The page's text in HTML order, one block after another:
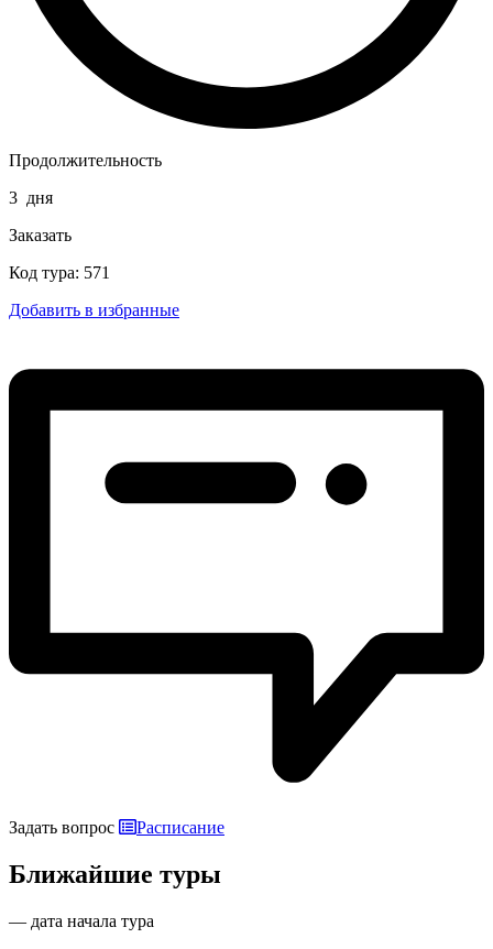
Продолжительность
3 дня
Заказать
Код тура: 571
Добавить в избранные
Задать вопрос Расписание
Ближайшие туры
— дата начала тура